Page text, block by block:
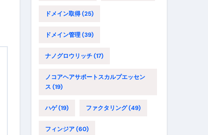
ドメイン取得(25)
ドメイン管理(39)
ナノグロウリッチ(17)
ノコアヘアサポートスカルプエッセン
ス (19)
ハゲ(19) ファクタリング(49)
フィンジア(60)